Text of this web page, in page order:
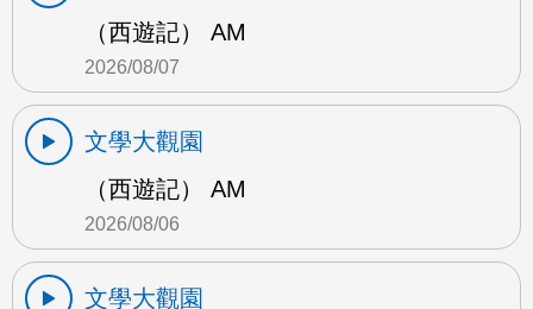
（西遊記） AM
2026/08/07
文學大觀園
（西遊記） AM
2026/08/06
文學大觀園